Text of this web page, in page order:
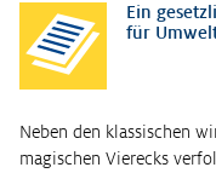
Ein
für
Neben den klassischen
magischen Vierecks